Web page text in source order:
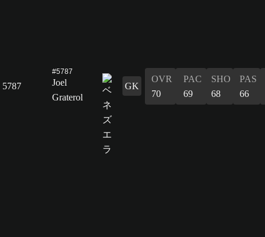
5787
#5787
Joel
Graterol
GK
OVR
70
PAC
69
SHO
68
PAS
66